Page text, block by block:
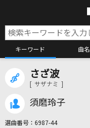
キーワード 曲名
さざ波
[ サザナミ ]
須磨玲子
選曲番号： 6987-44